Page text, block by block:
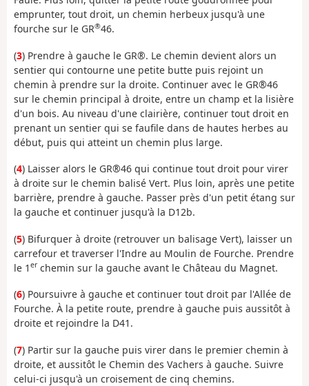
emprunter, tout droit, un chemin herbeux jusqu'à une
fourche sur le GR®46.
(3) Prendre à gauche le GR®. Le chemin devient alors un
sentier qui contourne une petite butte puis rejoint un
chemin à prendre sur la droite. Continuer avec le GR®46
sur le chemin principal à droite, entre un champ et la lisière
d'un bois. Au niveau d'une clairière, continuer tout droit en
prenant un sentier qui se faufile dans de hautes herbes au
début, puis qui atteint un chemin plus large.
(4) Laisser alors le GR®46 qui continue tout droit pour virer
à droite sur le chemin balisé Vert. Plus loin, après une petite
barrière, prendre à gauche. Passer près d'un petit étang sur
la gauche et continuer jusqu'à la D12b.
(5) Bifurquer à droite (retrouver un balisage Vert), laisser un
carrefour et traverser l'Indre au Moulin de Fourche. Prendre
le 1 er chemin sur la gauche avant le Château du Magnet.
(6) Poursuivre à gauche et continuer tout droit par l'Allée de
Fourche. À la petite route, prendre à gauche puis aussitôt à
droite et rejoindre la D41.
(7) Partir sur la gauche puis virer dans le premier chemin à
droite, et aussitôt le Chemin des Vachers à gauche. Suivre
celui-ci jusqu'à un croisement de cinq chemins.